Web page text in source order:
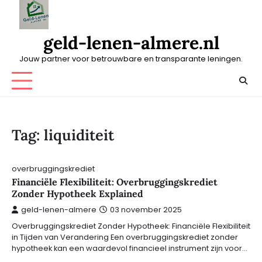
geld-lenen-almere.nl
Jouw partner voor betrouwbare en transparante leningen.
Tag: liquiditeit
overbruggingskrediet
Financiële Flexibiliteit: Overbruggingskrediet
Zonder Hypotheek Explained
geld-lenen-almere 03 november 2025
Overbruggingskrediet Zonder Hypotheek: Financiële Flexibiliteit
in Tijden van Verandering Een overbruggingskrediet zonder
hypotheek kan een waardevol financieel instrument zijn voor…